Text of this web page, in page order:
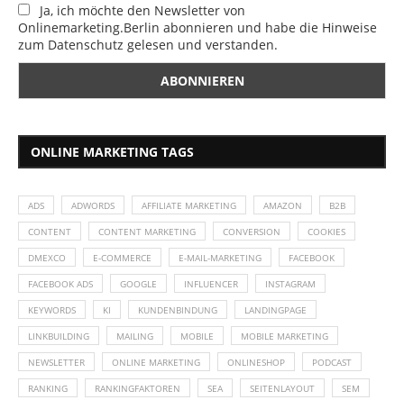
Ja, ich möchte den Newsletter von
Onlinemarketing.Berlin abonnieren und habe die Hinweise
zum Datenschutz gelesen und verstanden.
ONLINE MARKETING TAGS
ADS ADWORDS AFFILIATE MARKETING AMAZON B2B
CONTENT CONTENT MARKETING CONVERSION COOKIES
DMEXCO E-COMMERCE E-MAIL-MARKETING FACEBOOK
FACEBOOK ADS GOOGLE INFLUENCER INSTAGRAM
KEYWORDS KI KUNDENBINDUNG LANDINGPAGE
LINKBUILDING MAILING MOBILE MOBILE MARKETING
NEWSLETTER ONLINE MARKETING ONLINESHOP PODCAST
RANKING RANKINGFAKTOREN SEA SEITENLAYOUT SEM